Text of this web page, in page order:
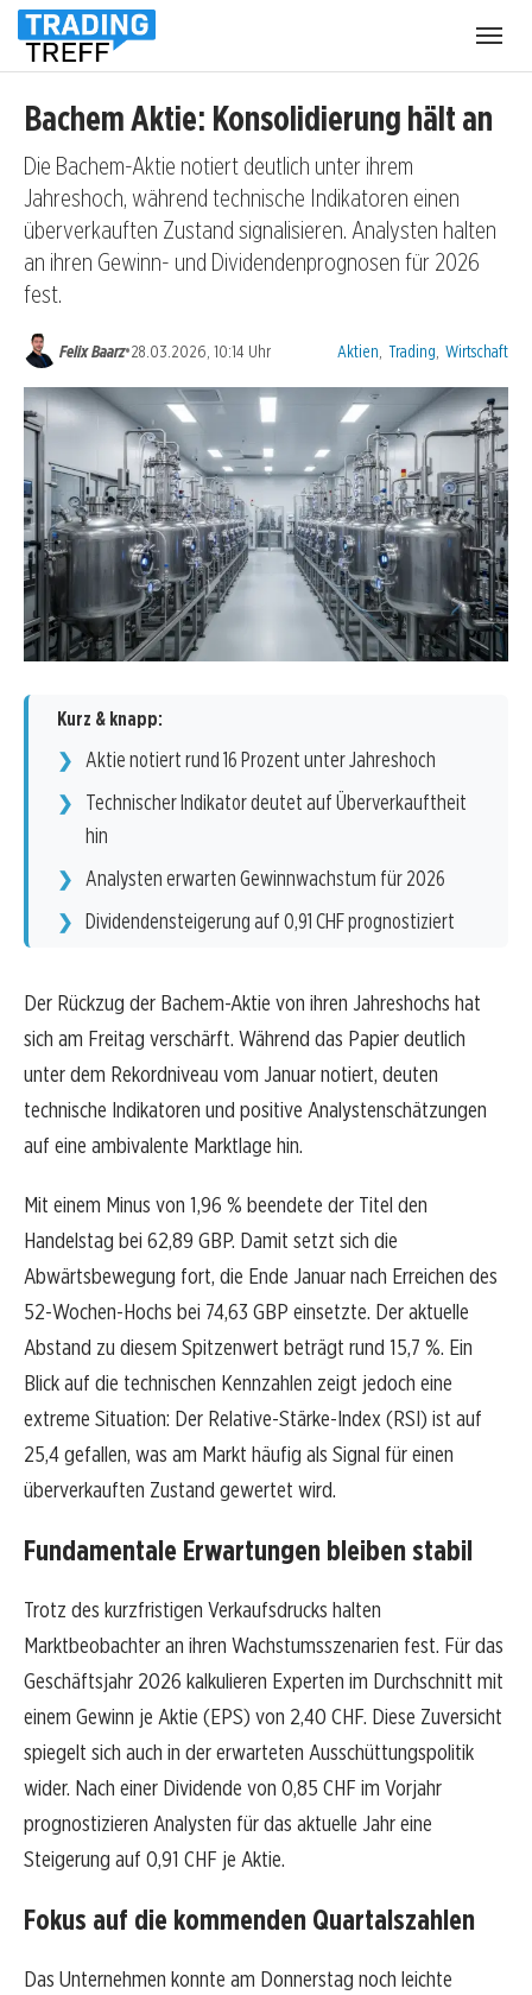
Bachem Aktie: Konsolidierung hält an
Die Bachem-Aktie notiert deutlich unter ihrem
Jahreshoch, während technische Indikatoren einen
überverkauften Zustand signalisieren. Analysten halten
an ihren Gewinn- und Dividendenprognosen für 2026
fest.
Felix Baarz•28.03.2026, 10:14 Uhr Kategorien:
Aktien Trading Wirtschaft
Kurz & knapp:
Aktie notiert rund 16 Prozent unter Jahreshoch
Technischer Indikator deutet auf Überverkauftheit
hin
Analysten erwarten Gewinnwachstum für 2026
Dividendensteigerung auf 0,91 CHF prognostiziert
Der Rückzug der Bachem-Aktie von ihren Jahreshochs hat
sich am Freitag verschärft. Während das Papier deutlich
unter dem Rekordniveau vom Januar notiert, deuten
technische Indikatoren und positive Analystenschätzungen
auf eine ambivalente Marktlage hin.
Mit einem Minus von 1,96 % beendete der Titel den
Handelstag bei 62,89 GBP. Damit setzt sich die
Abwärtsbewegung fort, die Ende Januar nach Erreichen des
52-Wochen-Hochs bei 74,63 GBP einsetzte. Der aktuelle
Abstand zu diesem Spitzenwert beträgt rund 15,7 %. Ein
Blick auf die technischen Kennzahlen zeigt jedoch eine
extreme Situation: Der Relative-Stärke-Index (RSI) ist auf
25,4 gefallen, was am Markt häufig als Signal für einen
überverkauften Zustand gewertet wird.
Fundamentale Erwartungen bleiben stabil
Trotz des kurzfristigen Verkaufsdrucks halten
Marktbeobachter an ihren Wachstumsszenarien fest. Für das
Geschäftsjahr 2026 kalkulieren Experten im Durchschnitt mit
einem Gewinn je Aktie (EPS) von 2,40 CHF. Diese Zuversicht
spiegelt sich auch in der erwarteten Ausschüttungspolitik
wider. Nach einer Dividende von 0,85 CHF im Vorjahr
prognostizieren Analysten für das aktuelle Jahr eine
Steigerung auf 0,91 CHF je Aktie.
Fokus auf die kommenden Quartalszahlen
Das Unternehmen konnte am Donnerstag noch leichte